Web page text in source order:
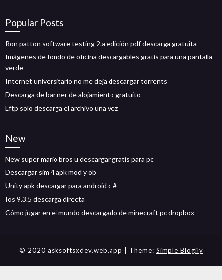
Popular Posts
Ron patton software testing 2.a edición pdf descarga gratuita
Imágenes de fondo de oficina descargables gratis para una pantalla
verde
Internet universitario no me deja descargar torrents
Descarga de banner de alojamiento gratuito
Lftp solo descarga el archivo una vez
New
New super mario bros u descargar gratis para pc
Descargar sim 4 apk mod y ob
Unity apk descargar para android c #
Ios 9.3.5 descarga directa
Cómo jugar en el mundo descargado de minecraft pc dropbox
© 2020 asksoftsxdev.web.app | Theme: Simple Blogily